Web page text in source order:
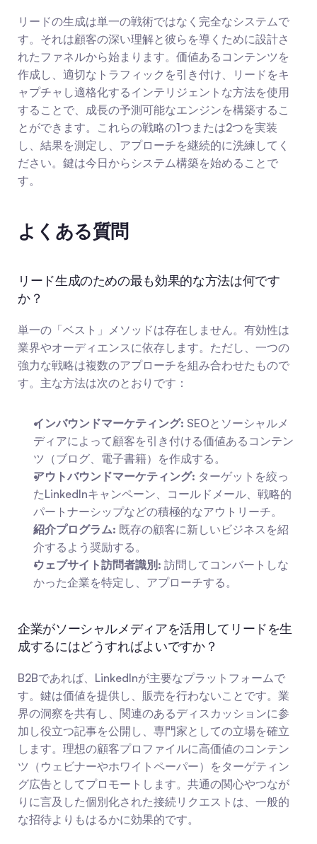
リードの生成は単一の戦術ではなく完全なシステムで
す。それは顧客の深い理解と彼らを導くために設計さ
れたファネルから始まります。価値あるコンテンツを
作成し、適切なトラフィックを引き付け、リードをキ
ャプチャし適格化するインテリジェントな方法を使用
することで、成長の予測可能なエンジンを構築するこ
とができます。これらの戦略の1つまたは2つを実装
し、結果を測定し、アプローチを継続的に洗練してく
ださい。鍵は今日からシステム構築を始めることで
す。
よくある質問
リード生成のための最も効果的な方法は何です
か？
単一の「ベスト」メソッドは存在しません。有効性は
業界やオーディエンスに依存します。ただし、一つの
強力な戦略は複数のアプローチを組み合わせたもので
す。主な方法は次のとおりです：
インバウンドマーケティング: SEOとソーシャルメ
ディアによって顧客を引き付ける価値あるコンテン
ツ（ブログ、電子書籍）を作成する。
アウトバウンドマーケティング: ターゲットを絞っ
たLinkedInキャンペーン、コールドメール、戦略的
パートナーシップなどの積極的なアウトリーチ。
紹介プログラム: 既存の顧客に新しいビジネスを紹
介するよう奨励する。
ウェブサイト訪問者識別: 訪問してコンバートしな
かった企業を特定し、アプローチする。
企業がソーシャルメディアを活用してリードを生
成するにはどうすればよいですか？
B2Bであれば、LinkedInが主要なプラットフォームで
す。鍵は価値を提供し、販売を行わないことです。業
界の洞察を共有し、関連のあるディスカッションに参
加し役立つ記事を公開し、専門家としての立場を確立
します。理想の顧客プロファイルに高価値のコンテン
ツ（ウェビナーやホワイトペーパー）をターゲティン
グ広告としてプロモートします。共通の関心やつなが
りに言及した個別化された接続リクエストは、一般的
な招待よりもはるかに効果的です。